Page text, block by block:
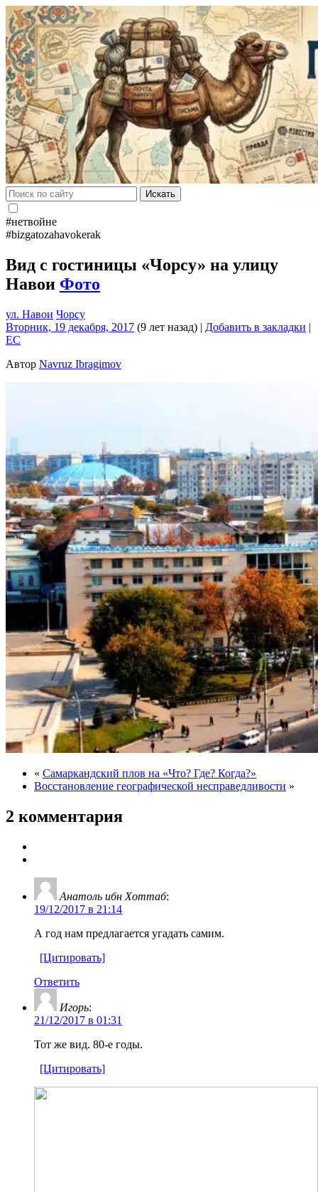
Искать
#нетвойне
#bizgatozahavokerak
Вид с гостиницы «Чорсу» на улицу
Навои Фото
ул. Навои Чорсу
Вторник, 19 декабря, 2017 (9 лет назад) | Добавить в закладки |
EC
Автор Navruz Ibragimov
« Самаркандский плов на «Что? Где? Когда?»
Восстановление географической несправедливости »
2 комментария
Анатоль ибн Хоттаб:
19/12/2017 в 21:14
А год нам предлагается угадать самим.
[Цитировать]
Ответить
Игорь:
21/12/2017 в 01:31
Тот же вид. 80-е годы.
[Цитировать]